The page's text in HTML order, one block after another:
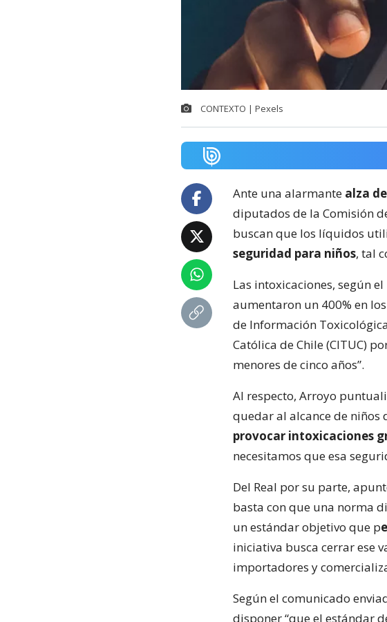
CONTEXTO | Pexels
Ante una alarmante alza
diputados de la Comisión
buscan que los líquidos
seguridad para niños, tal
Las intoxicaciones, según
aumentaron un 400% en
de Información
Católica de Chile (CITUC)
menores de cinco años”.
Al respecto, Arroyo
quedar al alcance de niños
provocar intoxicaciones
necesitamos que esa
Del Real por su parte,
basta con que una norma
un estándar objetivo que p
iniciativa busca cerrar ese
importadores y
Según el comunicado
disponer “que el estándar